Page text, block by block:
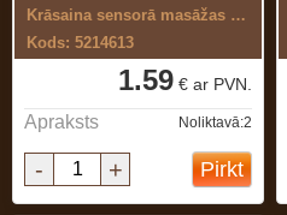
Krāsaina sensorā masāžas bumbiņa 7 cm
Kods: 5214613
1.59 € ar PVN.
Apraksts Noliktavā:2
- + Pirkt